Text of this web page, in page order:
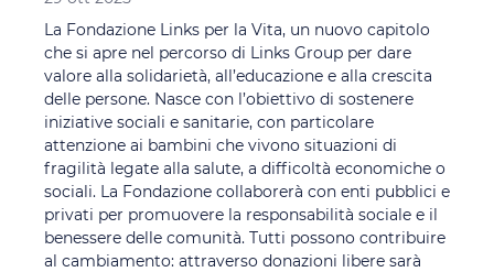
La Fondazione Links per la Vita, un nuovo capitolo
che si apre nel percorso di Links Group per dare
valore alla solidarietà, all’educazione e alla crescita
delle persone. Nasce con l’obiettivo di sostenere
iniziative sociali e sanitarie, con particolare
attenzione ai bambini che vivono situazioni di
fragilità legate alla salute, a difficoltà economiche o
sociali. La Fondazione collaborerà con enti pubblici e
privati per promuovere la responsabilità sociale e il
benessere delle comunità. Tutti possono contribuire
al cambiamento: attraverso donazioni libere sarà